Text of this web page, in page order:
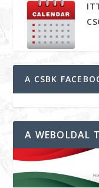
A CSBK
A WEBOLDAL